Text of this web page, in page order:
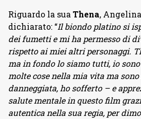
Riguardo la sua Thena,
dichiarato: “Il biondo platino si
dei fumetti e mi ha permesso di
rispetto ai miei altri personaggi.
ma in fondo lo siamo tutti, io
molte cose nella mia vita ma
danneggiata, ho sofferto – e
salute mentale in questo film
autentica nella sua regia, per